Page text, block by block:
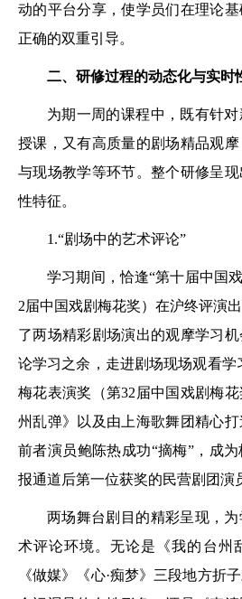
动的平台分享，使学员们在理论
正确的双重引导。
二、研修过程的动态化与实时
为期一周的课程中，既有针
授课，又有高质量的剧场精品观
与现场教学等环节。整个研修呈
性特征。
1.“剧场中的艺术评论”
学习期间，恰逢“第十届中国
2届中国戏剧梅花奖）在沪终评演
了两场精彩剧场演出的观摩学习
论学习之余，走进剧场现场观看学
梅花表演奖（第32届中国戏剧梅
州乱弹》以及由上海歌舞团精心打
前者演员鲍陈热成功“摘梅”，成
报通道后第一位获奖的民营剧团演
两场舞台剧目的精彩呈现，
术评论环境。无论是《我的台州
《做媒》《心·痴梦》三段地方折